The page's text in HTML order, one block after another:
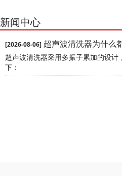
新闻中心
[2026-08-06] 超声波清洗器为什么
超声波清洗器采用多振子累加的设
下：